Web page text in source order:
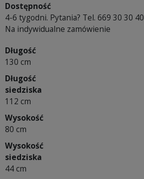
Dostępność
4-6 tygodni. Pytania? Tel. 669 30 30 40
Na indywidualne zamówienie
Długość
130 cm
Długość
siedziska
112 cm
Wysokość
80 cm
Wysokość
siedziska
44 cm